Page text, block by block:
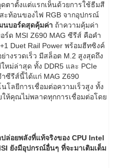
ตาตั้งแต่แรกเห็นด้วยการใช้ธีมสี
ะท้อนของไฟ RGB จากอุปกรณ์
นบอร์ดสุดคุ้มค่า ถ้าความคุ้มค่า
ด MSI Z690 MAG ซีรีส์ คือคำ
Duet Rail Power พร้อมฮีทซิงค์
งรวดเร็ว มีสล็อต M.2 สูงสุดถึง
หม่ล่าสุด ทั้ง DDR5 และ PCIe
ซีรีส์นี้ได้แก่ MAG Z690
โลยีการเชื่อมต่อความเร็วสูง ทั้ง
ให้คุณไม่พลาดทุกการเชื่อมต่อโดย
ล่อยพลังที่แท้จริงของ CPU Intel
ยังมีอุปกรณ์อื่นๆ ที่จะมาเติมเต็ม